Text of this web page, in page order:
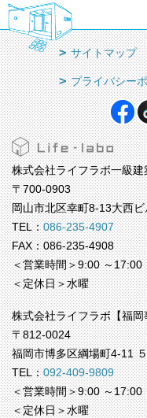
サイトマップ
プライバシー
株式会社ライフラボ一級建
〒700-0903
岡山市北区幸町8-13大西
TEL：086-235-4907
FAX：086-235-4908
＜営業時間＞9:00 ～
＜定休日＞水曜
株式会社ライフラボ【福岡
〒812-0024
福岡市博多区綱場町4-11
TEL：092-409-9809
＜営業時間＞9:00 ～
＜定休日＞水曜